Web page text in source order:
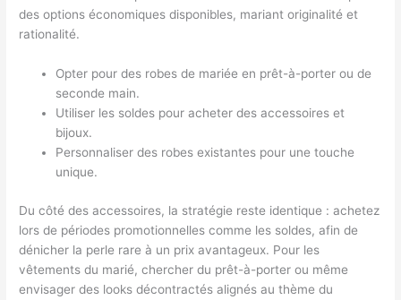
des options économiques disponibles, mariant originalité et
rationalité.
Opter pour des robes de mariée en prêt-à-porter ou de
seconde main.
Utiliser les soldes pour acheter des accessoires et
bijoux.
Personnaliser des robes existantes pour une touche
unique.
Du côté des accessoires, la stratégie reste identique : achetez
lors de périodes promotionnelles comme les soldes, afin de
dénicher la perle rare à un prix avantageux. Pour les
vêtements du marié, chercher du prêt-à-porter ou même
envisager des looks décontractés alignés au thème du